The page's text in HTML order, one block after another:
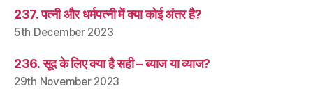
237. पत्नी और धर्मपत्नी में क्या कोई अंतर है?
5th December 2023
236. सूद के लिए क्या है सही – ब्याज या व्याज?
29th November 2023